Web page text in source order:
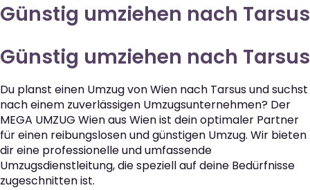
Günstig umziehen nach Tarsus
Günstig umziehen nach Tarsus
Du planst einen Umzug von Wien nach Tarsus und suchst
nach einem zuverlässigen Umzugsunternehmen? Der
MEGA UMZUG Wien aus Wien ist dein optimaler Partner
für einen reibungslosen und günstigen Umzug. Wir bieten
dir eine professionelle und umfassende
Umzugsdienstleitung, die speziell auf deine Bedürfnisse
zugeschnitten ist.